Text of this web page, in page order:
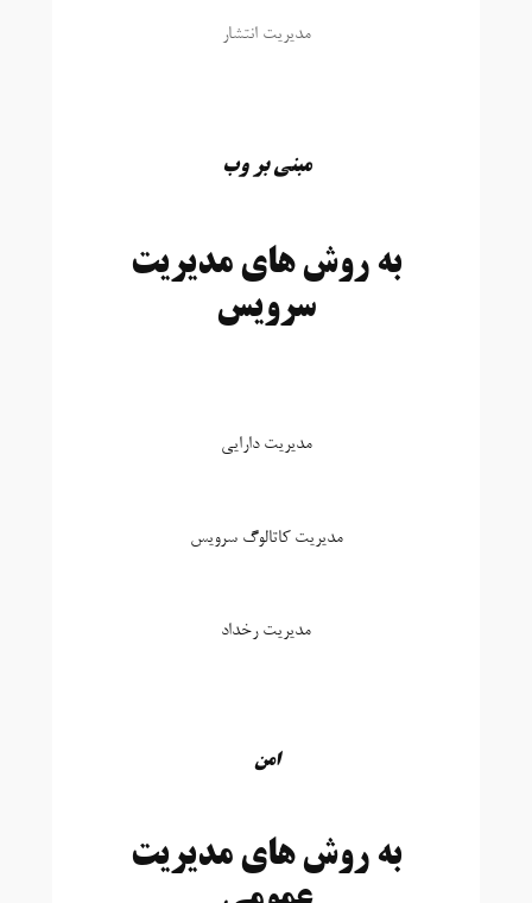
مدیریت انتشار
مبنی بر وب
به روش های مدیریت
سرویس
مدیریت دارایی
مدیریت کاتالوگ سرویس
مدیریت رخداد
امن
به روش های مدیریت